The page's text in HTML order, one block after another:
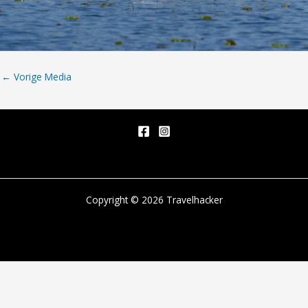
← Vorige Media
Copyright © 2026 Travelhacker